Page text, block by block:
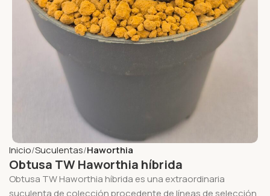
Inicio Suculentas Haworthia
Obtusa TW Haworthia híbrida
Obtusa TW Haworthia híbrida es una extraordinaria
suculenta de colección procedente de líneas de selección